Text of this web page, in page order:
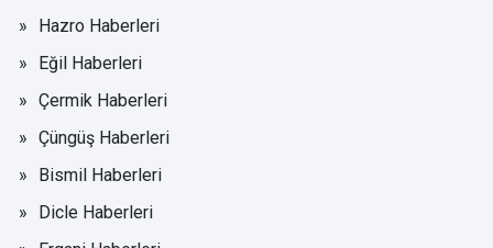
Hazro Haberleri
Eğil Haberleri
Çermik Haberleri
Çüngüş Haberleri
Bismil Haberleri
Dicle Haberleri